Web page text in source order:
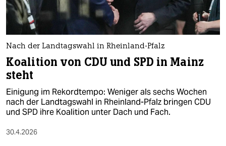
Nach der Landtagswahl in Rheinland-Pfalz
Koalition von CDU und SPD in Mainz
steht
Einigung im Rekordtempo: Weniger als sechs Wochen
nach der Landtagswahl in Rheinland-Pfalz bringen CDU
und SPD ihre Koalition unter Dach und Fach.
30.4.2026